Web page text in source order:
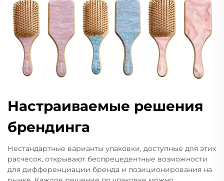
Настраиваемые решения
брендинга
Нестандартные варианты упаковки, доступные для этих
расчесок, открывают беспрецедентные возможности
для дифференциации бренда и позиционирования на